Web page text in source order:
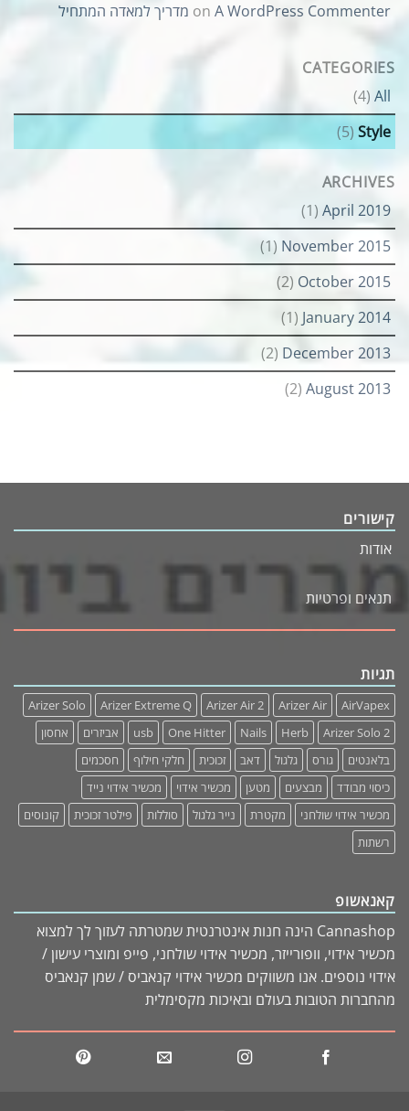
A WordPress Commenter
מדריך למאדה המתחיל
CATEGORIES
All
(4)
Style
(5)
ARCHIVES
April 2019
(1)
November 2015
(1)
October 2015
(2)
January 2014
(1)
December 2013
(2)
August 2013
(2)
קאנאשופ
Cannashop הינה חנות אינטרנטית שמטרתה לעזוך לך למצוא
מכשיר אידוי, וופורייזר, מכשיר אידוי שולחני, פייפ ומוצרי עישון /
אידוי נוספים. אנו משווקים מכשיר אידוי קנאביס / שמן קנאביס
מהחברות הטובות בעולם ובאיכות מקסימלית
תגיות
AirVapex
Arizer Air
Arizer Air 2
Arizer Extreme Q
Arizer Solo
Arizer Solo 2
Herb
Nails
One Hitter
usb אביזרים
אחסון
בלאנטים
גורס גלגול דאב זכוכית חלקי חילוף
חסכמים
כיסוי מבודד
מבצעים מטען מכשיר אידוי
מכשיר אידוי נייד
מכשיר אידוי שולחני
מקטרת נייר גלגול סוללות פילטר זכוכית
קונוסים
רשתות
קישורים
אודות
תנאים ופרטיות